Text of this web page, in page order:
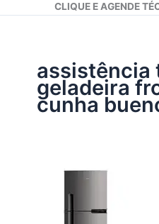
CLIQUE E AGENDE
assistência
geladeira
cunha